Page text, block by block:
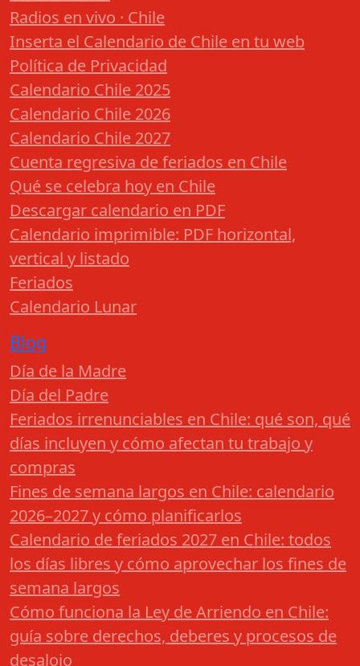
Radios en vivo · Chile
Inserta el Calendario de Chile en tu web
Política de Privacidad
Calendario Chile 2025
Calendario Chile 2026
Calendario Chile 2027
Cuenta regresiva de feriados en Chile
Qué se celebra hoy en Chile
Descargar calendario en PDF
Calendario imprimible: PDF horizontal,
vertical y listado
Feriados
Calendario Lunar
Blog
Día de la Madre
Día del Padre
Feriados irrenunciables en Chile: qué son, qué
días incluyen y cómo afectan tu trabajo y
compras
Fines de semana largos en Chile: calendario
2026–2027 y cómo planificarlos
Calendario de feriados 2027 en Chile: todos
los días libres y cómo aprovechar los fines de
semana largos
Cómo funciona la Ley de Arriendo en Chile:
guía sobre derechos, deberes y procesos de
desalojo